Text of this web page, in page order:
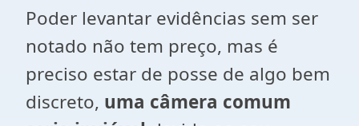
Poder levantar evidências sem ser
notado não tem preço, mas é
preciso estar de posse de algo bem
discreto, uma câmera comum